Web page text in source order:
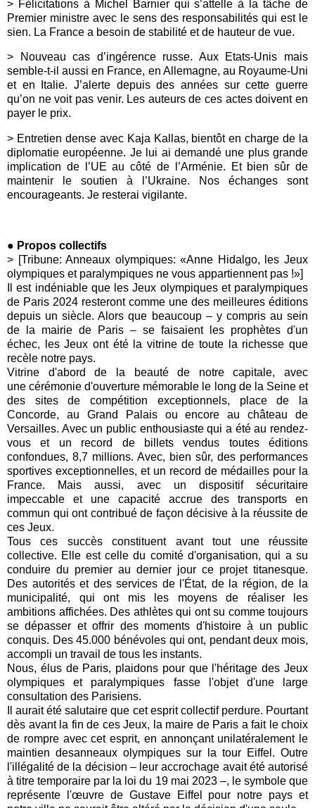
> Félicitations à Michel Barnier qui s’attelle à la tâche de
Premier ministre avec le sens des responsabilités qui est le
sien. La France a besoin de stabilité et de hauteur de vue.
> Nouveau cas d’ingérence russe. Aux Etats-Unis mais
semble-t-il aussi en France, en Allemagne, au Royaume-Uni
et en Italie. J’alerte depuis des années sur cette guerre
qu’on ne voit pas venir. Les auteurs de ces actes doivent en
payer le prix.
> Entretien dense avec Kaja Kallas, bientôt en charge de la
diplomatie européenne. Je lui ai demandé une plus grande
implication de l’UE au côté de l’Arménie. Et bien sûr de
maintenir le soutien à l’Ukraine. Nos échanges sont
encourageants. Je resterai vigilante.
● Propos collectifs
> [Tribune: Anneaux olympiques: «Anne Hidalgo, les Jeux
olympiques et paralympiques ne vous appartiennent pas !»]
Il est indéniable que les Jeux olympiques et paralympiques
de Paris 2024 resteront comme une des meilleures éditions
depuis un siècle. Alors que beaucoup – y compris au sein
de la mairie de Paris – se faisaient les prophètes d'un
échec, les Jeux ont été la vitrine de toute la richesse que
recèle notre pays.
Vitrine d'abord de la beauté de notre capitale, avec
une cérémonie d'ouverture mémorable le long de la Seine et
des sites de compétition exceptionnels, place de la
Concorde, au Grand Palais ou encore au château de
Versailles. Avec un public enthousiaste qui a été au rendez-
vous et un record de billets vendus toutes éditions
confondues, 8,7 millions. Avec, bien sûr, des performances
sportives exceptionnelles, et un record de médailles pour la
France. Mais aussi, avec un dispositif sécuritaire
impeccable et une capacité accrue des transports en
commun qui ont contribué de façon décisive à la réussite de
ces Jeux.
Tous ces succès constituent avant tout une réussite
collective. Elle est celle du comité d'organisation, qui a su
conduire du premier au dernier jour ce projet titanesque.
Des autorités et des services de l'État, de la région, de la
municipalité, qui ont mis les moyens de réaliser les
ambitions affichées. Des athlètes qui ont su comme toujours
se dépasser et offrir des moments d'histoire à un public
conquis. Des 45.000 bénévoles qui ont, pendant deux mois,
accompli un travail de tous les instants.
Nous, élus de Paris, plaidons pour que l'héritage des Jeux
olympiques et paralympiques fasse l'objet d'une large
consultation des Parisiens.
Il aurait été salutaire que cet esprit collectif perdure. Pourtant
dès avant la fin de ces Jeux, la maire de Paris a fait le choix
de rompre avec cet esprit, en annonçant unilatéralement le
maintien desanneaux olympiques sur la tour Eiffel. Outre
l'illégalité de la décision – leur accrochage avait été autorisé
à titre temporaire par la loi du 19 mai 2023 –, le symbole que
représente l'œuvre de Gustave Eiffel pour notre pays et